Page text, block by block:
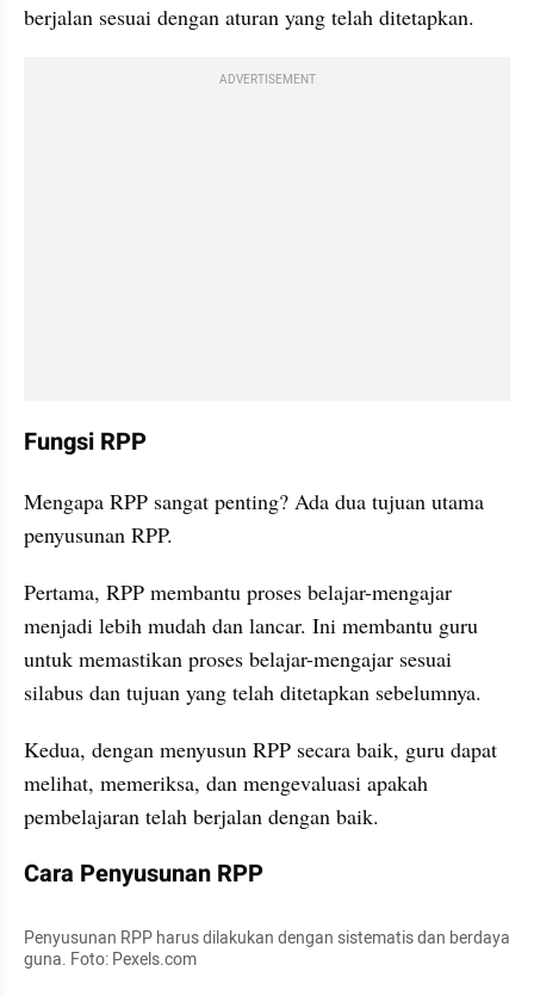
berjalan sesuai dengan aturan yang telah ditetapkan.
ADVERTISEMENT
Fungsi RPP
Mengapa RPP sangat penting? Ada dua tujuan utama
penyusunan RPP.
Pertama, RPP membantu proses belajar-mengajar
menjadi lebih mudah dan lancar. Ini membantu guru
untuk memastikan proses belajar-mengajar sesuai
silabus dan tujuan yang telah ditetapkan sebelumnya.
Kedua, dengan menyusun RPP secara baik, guru dapat
melihat, memeriksa, dan mengevaluasi apakah
pembelajaran telah berjalan dengan baik.
Cara Penyusunan RPP
Penyusunan RPP harus dilakukan dengan sistematis dan berdaya
guna. Foto: Pexels.com